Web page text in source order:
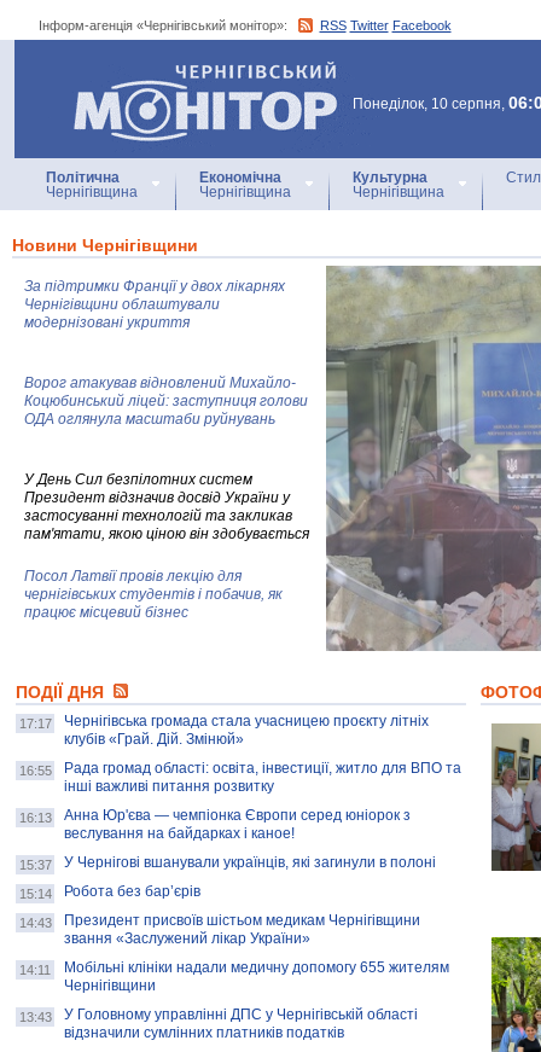
Інформ-агенція «Чернігівський монітор»: RSS Twitter Facebook
Інформ-агенція
«Чернігівський монітор»
Понеділок, 10 серпня,
Політична
Чернігівщина
Економічна
Чернігівщина
Культурна
Чернігівщина
Новини Чернігівщини
За підтримки Франції у двох лікарнях
Чернігівщини облаштували
модернізовані укриття
Ворог атакував відновлений Михайло-
Коцюбинський ліцей: заступниця голови
ОДА оглянула масштаби руйнувань
У День Сил безпілотних систем
Президент відзначив досвід України у
застосуванні технологій та закликав
пам'ятати, якою ціною він здобувається
Посол Латвії провів лекцію для
чернігівських студентів і побачив, як
працює місцевий бізнес
колекцію про війну, емоції та тварин
AB InBev Efes Україна підтримала
навчальний проєкт "Молодіжна бізнес-
школа", спрямований на розвиток
підприємництва у Чернігівській області
Золота тварина: видання Forbes
написало про чернігівця Патрона: хто і
скільки на ньому заробляє? І куди
витрачають?
ПОДІЇ ДНЯ
17:17
Чернігівська громада стала учасницею проєкту літніх
клубів «Грай. Дій. Змінюй»
16:55
Рада громад області: освіта, інвестиції, житло для ВПО та
інші важливі питання розвитку
16:13
Анна Юр'єва — чемпіонка Європи серед юніорок з
веслування на байдарках і каное!
15:37 У Чернігові вшанували українців, які загинули в полоні
15:14 Робота без бар’єрів
14:43
Президент присвоїв шістьом медикам Чернігівщини
звання «Заслужений лікар України»
14:11
Мобільні клініки надали медичну допомогу 655 жителям
Чернігівщини
13:43
У Головному управлінні ДПС у Чернігівській області
відзначили сумлінних платників податків